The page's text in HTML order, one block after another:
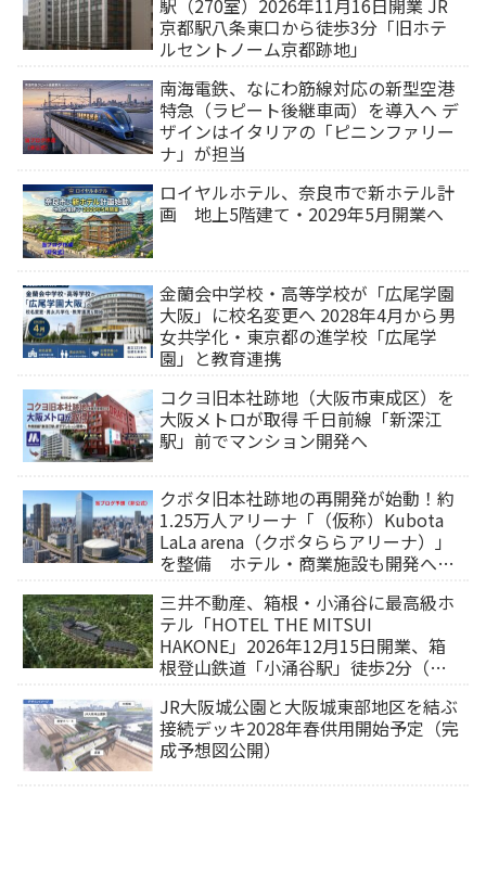
駅（270室）2026年11月16日開業 JR
京都駅八条東口から徒歩3分「旧ホテ
ルセントノーム京都跡地」
南海電鉄、なにわ筋線対応の新型空港
特急（ラピート後継車両）を導入へ デ
ザインはイタリアの「ピニンファリー
ナ」が担当
ロイヤルホテル、奈良市で新ホテル計
画 地上5階建て・2029年5月開業へ
金蘭会中学校・高等学校が「広尾学園
大阪」に校名変更へ 2028年4月から男
女共学化・東京都の進学校「広尾学
園」と教育連携
コクヨ旧本社跡地（大阪市東成区）を
大阪メトロが取得 千日前線「新深江
駅」前でマンション開発へ
クボタ旧本社跡地の再開発が始動！約
1.25万人アリーナ「（仮称）Kubota
LaLa arena（クボタららアリーナ）」
を整備 ホテル・商業施設も開発へ
三井不動産、箱根・小涌谷に最高級ホ
テル「HOTEL THE MITSUI
HAKONE」2026年12月15日開業、箱
根登山鉄道「小涌谷駅」徒歩2分（旅
JR大阪城公園と大阪城東部地区を結ぶ
接続デッキ2028年春供用開始予定（完
成予想図公開）